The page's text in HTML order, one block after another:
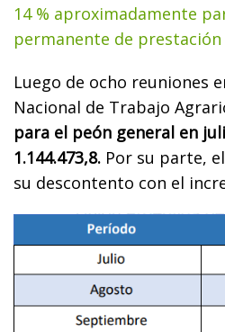
14 % aproximadamente
permanente de
Luego de ocho reuniones
Nacional de Trabajo
para el peón general en
1.144.473,8. Por su parte,
su descontento con el